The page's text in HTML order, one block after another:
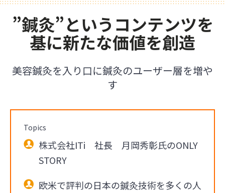
”鍼灸”というコンテンツを
基に新たな価値を創造
美容鍼灸を入り口に鍼灸のユーザー層を増や
す
Topics
株式会社ITi 社長 月岡秀彰氏のONLY
STORY
欧米で評判の日本の鍼灸技術を多くの人